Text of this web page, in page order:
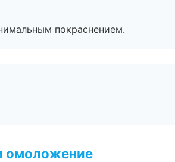
покраснением.
омоложение